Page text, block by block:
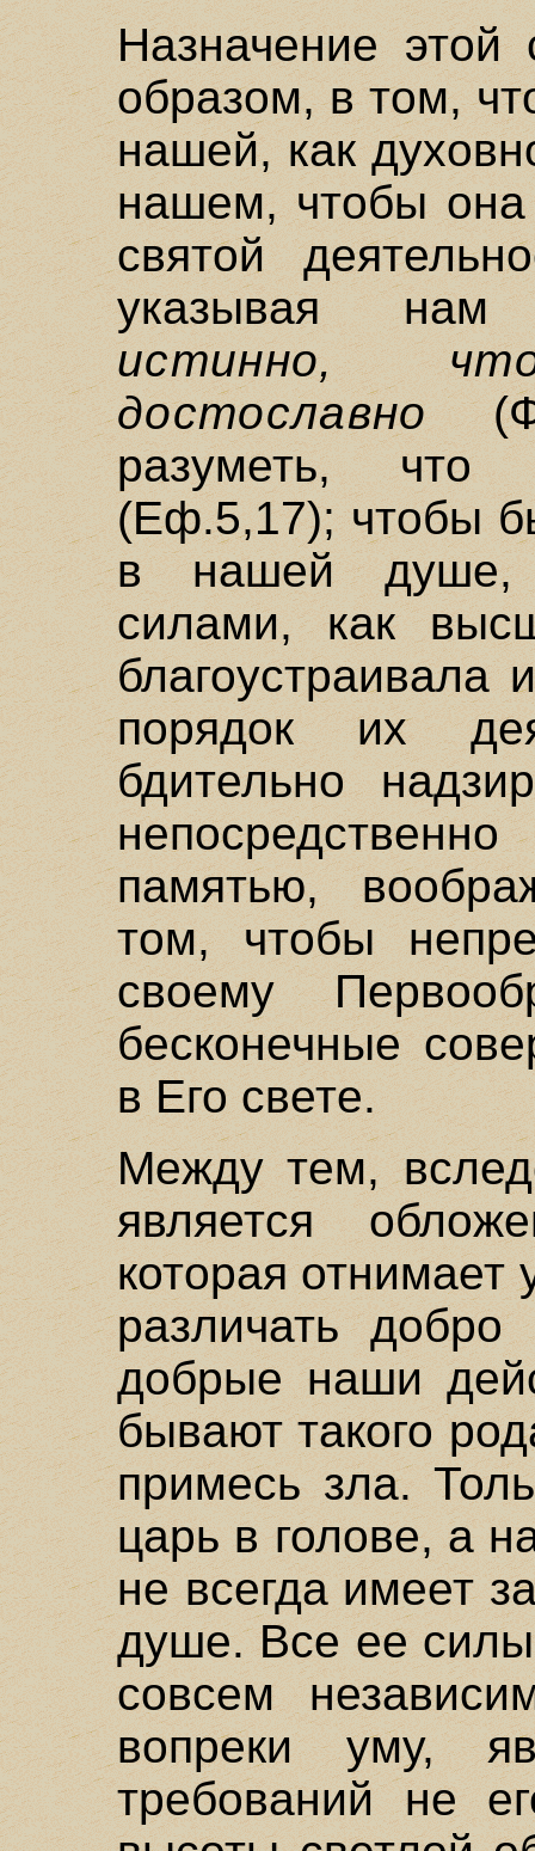
Назначение этой
образом, в том,
нашей, как
нашем, чтобы она
святой
указывая
истинно,
достославно
разуметь,
(Еф.5,17); чтобы
в нашей душе,
силами, как
порядок их
бдительно
памятью,
том, чтобы
своему
бесконечные
в Его свете.
Между тем,
является
которая отнимает
различать
добрые наши
бывают такого
примесь зла.
царь в голове, а
не всегда имеет
душе. Все ее силы
совсем
вопреки уму,
требований не